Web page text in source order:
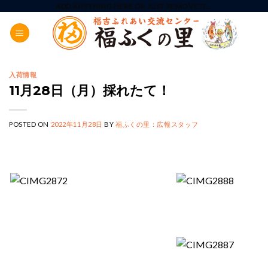
content
ADD ANYTHING HERE OR JUST REMOVE IT...
入荷情報
11月28日（月）採れたて！
POSTED ON 2022年11月28日 BY福ふくの里：広報スタッフ